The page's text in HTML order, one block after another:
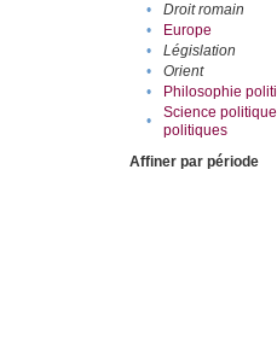
•
Droit romain
•
Europe
•
Législation
•
Orient
•
Philosophie
•
Science
politiques
Affiner par période